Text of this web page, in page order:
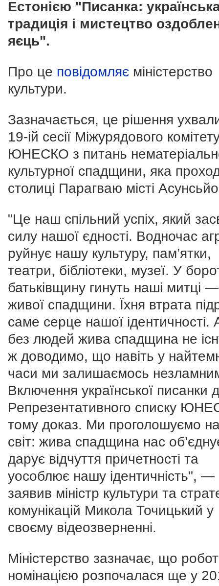
Естонією "Писанка:
традиція і мистецтво
яєць".
Про це повідомляє міністерство
культури.
Зазначається, це рішення
19-ій сесії Міжурядового
ЮНЕСКО з питань
культурної спадщини, яка
столиці Парагваю місті
"Це наш спільний успіх, який
силу нашої єдності. Водночас
руйнує нашу культуру, пам’ятки,
театри, бібліотеки, музеї. У
батьківщину гинуть наші митці —
живої спадщини. Їхня втрата
саме серце нашої ідентичності.
без людей жива спадщина не
ж доводимо, що навіть у
часи ми залишаємось
Включення української писанки
Репрезентативного списку
тому доказ. Ми проголошуємо
світ: жива спадщина нас
дарує відчуття причетності та
уособлює нашу ідентичність", —
заявив міністр культури та
комунікацій Микола Точицький у
своєму відеозверненні.
Міністерство зазначає, що
номінацією розпочалася ще у